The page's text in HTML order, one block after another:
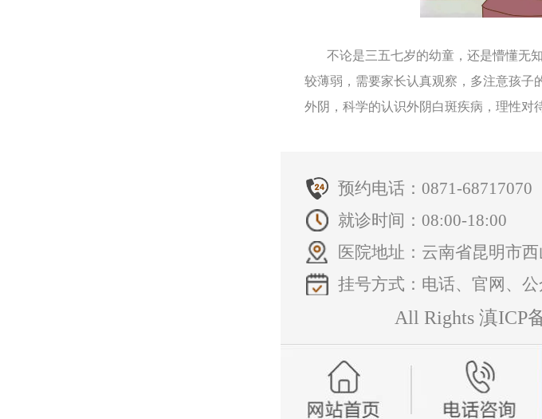
不论是三五七岁的幼童，还是懵懂无
较薄弱，需要家长认真观察，多注意孩子
外阴，科学的认识外阴白斑疾病，理性对
预约电话： 0871-68717070
就诊时间：08:00-18:00
医院地址：云南省昆明市
挂号方式：电话、官网、
All Rights 滇ICP